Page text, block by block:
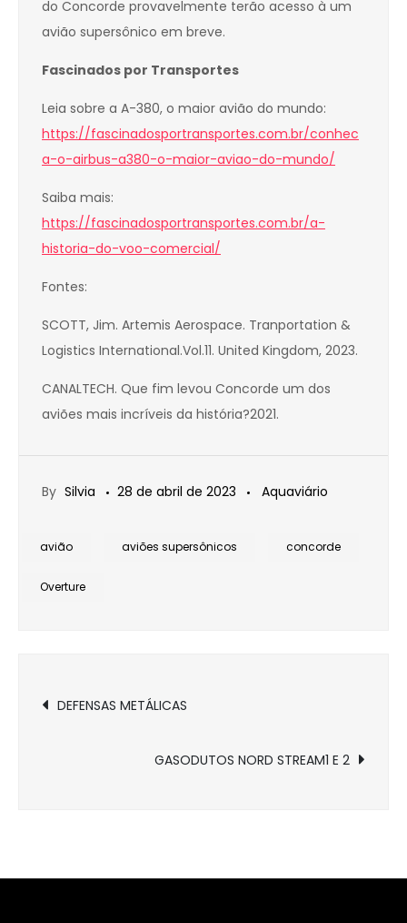
do Concorde provavelmente terão acesso à um
avião supersônico em breve.
Fascinados por Transportes
Leia sobre a A-380, o maior avião do mundo:
https://fascinadosportransportes.com.br/conhec
a-o-airbus-a380-o-maior-aviao-do-mundo/
Saiba mais:
https://fascinadosportransportes.com.br/a-
historia-do-voo-comercial/
Fontes:
SCOTT, Jim. Artemis Aerospace. Tranportation &
Logistics International.Vol.11. United Kingdom, 2023.
CANALTECH. Que fim levou Concorde um dos
aviões mais incríveis da história?2021.
By Silvia 28 de abril de 2023 Aquaviário
avião aviões supersônicos concorde
Overture
Navegação
DEFENSAS METÁLICAS
GASODUTOS NORD STREAM1 E 2